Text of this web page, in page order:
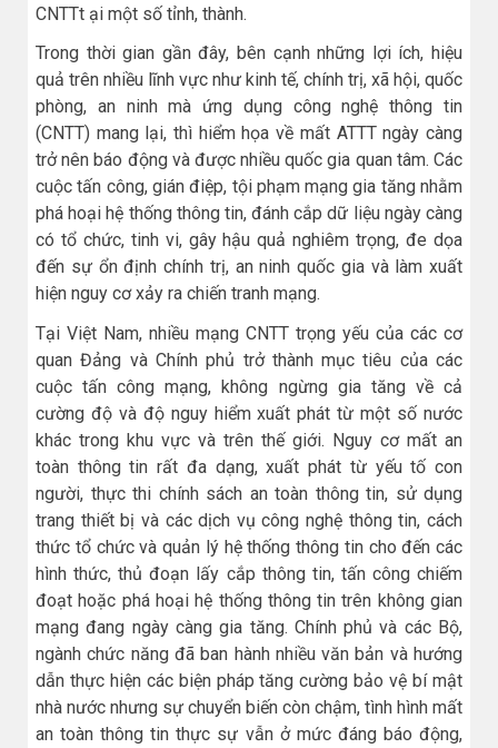
CNTTt ại một số tỉnh, thành.
Trong thời gian gần đây, bên cạnh những lợi ích, hiệu
quả trên nhiều lĩnh vực như kinh tế, chính trị, xã hội, quốc
phòng, an ninh mà ứng dụng công nghệ thông tin
(CNTT) mang lại, thì hiểm họa về mất ATTT ngày càng
trở nên báo động và được nhiều quốc gia quan tâm. Các
cuộc tấn công, gián điệp, tội phạm mạng gia tăng nhằm
phá hoại hệ thống thông tin, đánh cắp dữ liệu ngày càng
có tổ chức, tinh vi, gây hậu quả nghiêm trọng, đe dọa
đến sự ổn định chính trị, an ninh quốc gia và làm xuất
hiện nguy cơ xảy ra chiến tranh mạng.
Tại Việt Nam, nhiều mạng CNTT trọng yếu của các cơ
quan Đảng và Chính phủ trở thành mục tiêu của các
cuộc tấn công mạng, không ngừng gia tăng về cả
cường độ và độ nguy hiểm xuất phát từ một số nước
khác trong khu vực và trên thế giới. Nguy cơ mất an
toàn thông tin rất đa dạng, xuất phát từ yếu tố con
người, thực thi chính sách an toàn thông tin, sử dụng
trang thiết bị và các dịch vụ công nghệ thông tin, cách
thức tổ chức và quản lý hệ thống thông tin cho đến các
hình thức, thủ đoạn lấy cắp thông tin, tấn công chiếm
đoạt hoặc phá hoại hệ thống thông tin trên không gian
mạng đang ngày càng gia tăng. Chính phủ và các Bộ,
ngành chức năng đã ban hành nhiều văn bản và hướng
dẫn thực hiện các biện pháp tăng cường bảo vệ bí mật
nhà nước nhưng sự chuyển biến còn chậm, tình hình mất
an toàn thông tin thực sự vẫn ở mức đáng báo động,